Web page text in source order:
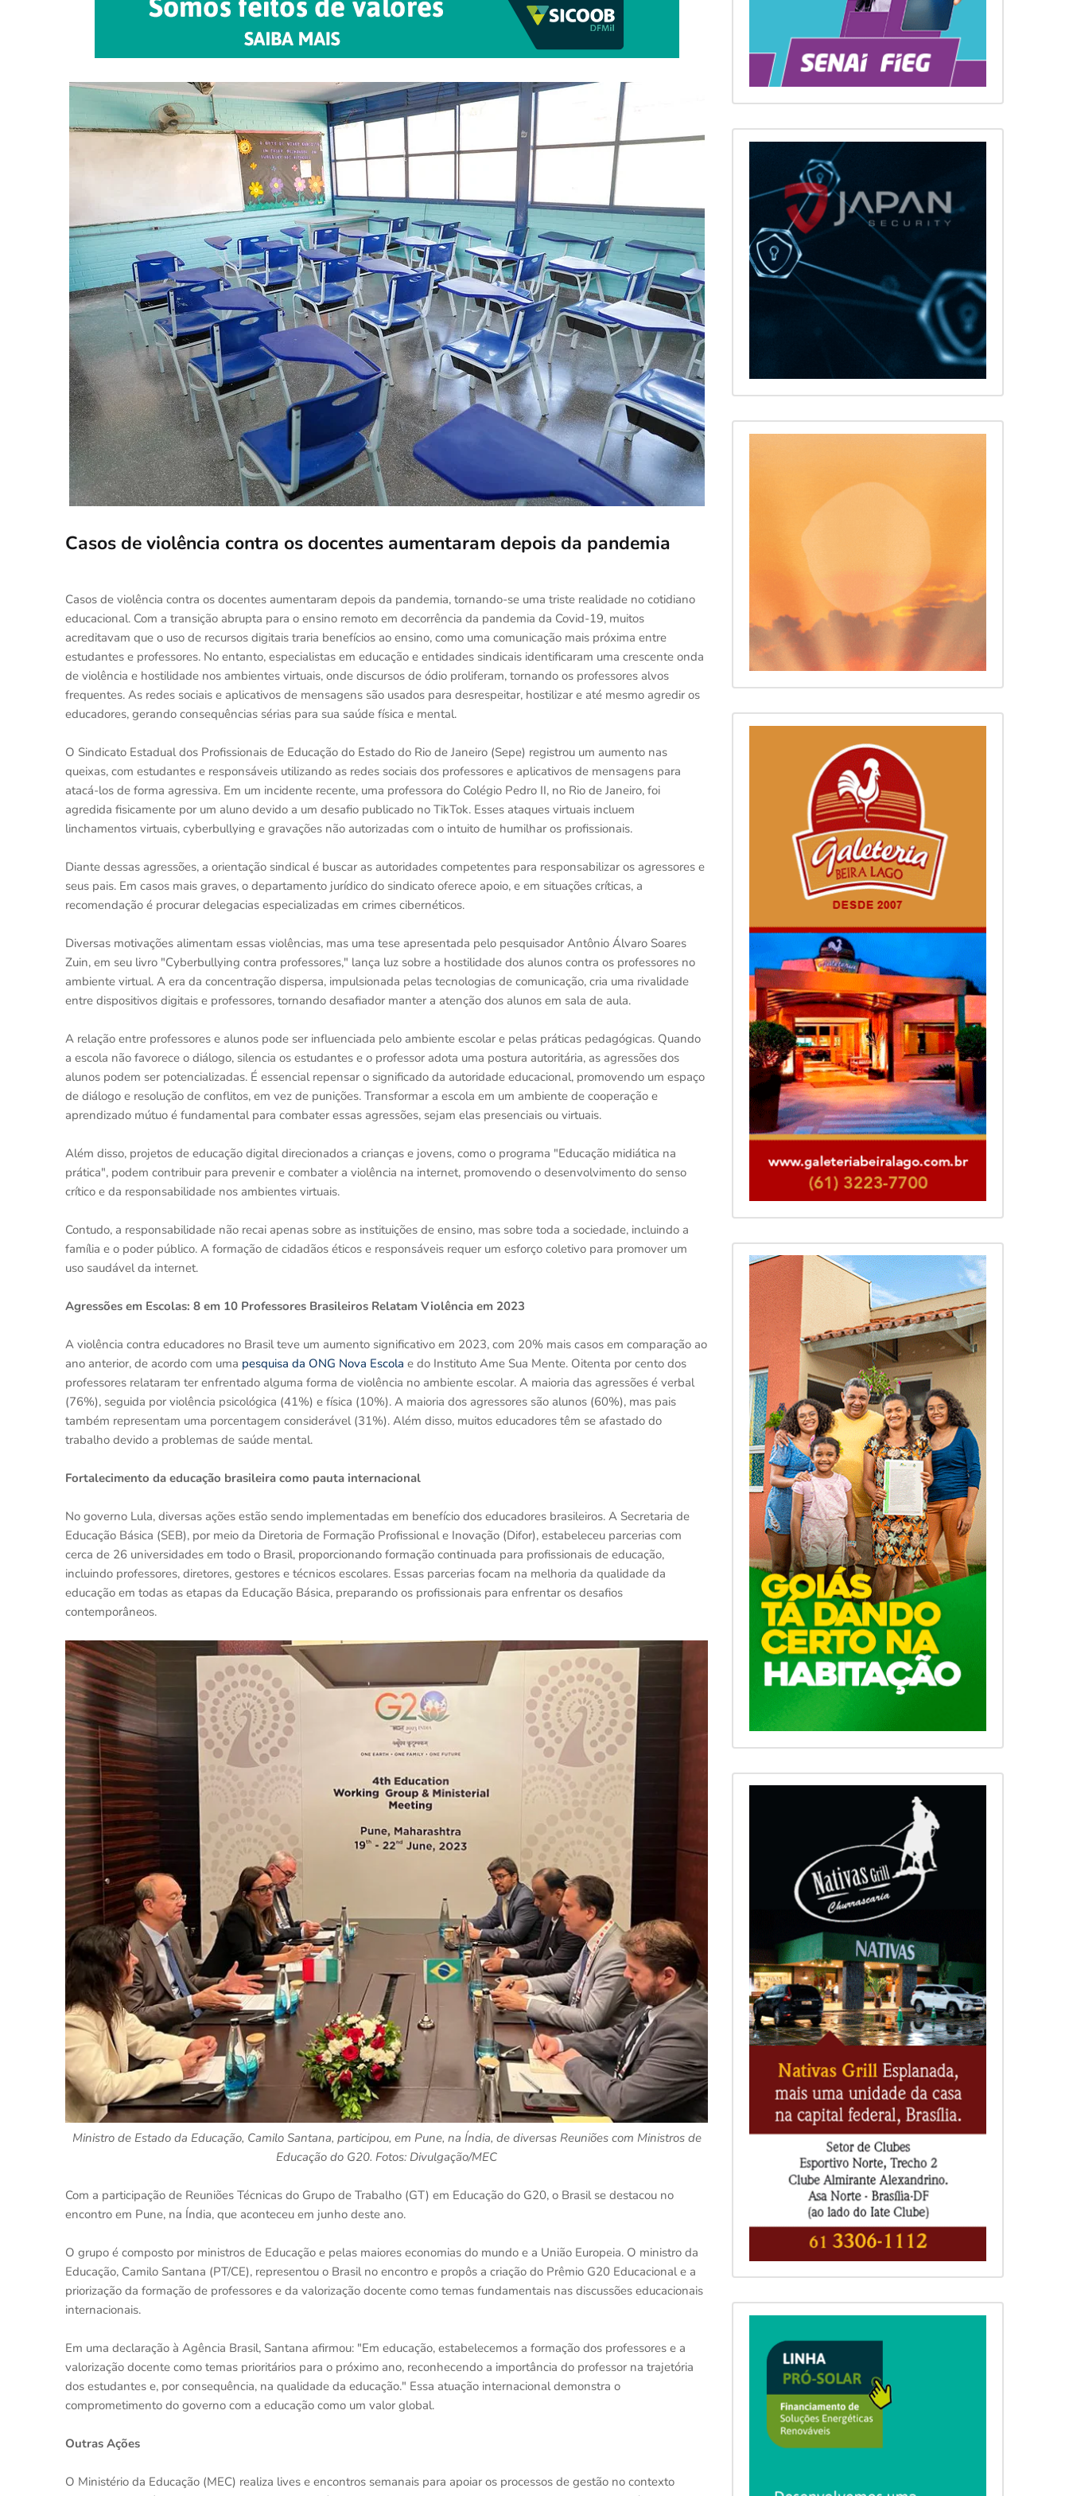
Casos de violência contra os docentes aumentaram depois da pandemia
Casos de violência contra os docentes aumentaram depois da pandemia, tornando-se uma triste realidade no cotidiano
educacional. Com a transição abrupta para o ensino remoto em decorrência da pandemia da Covid-19, muitos
acreditavam que o uso de recursos digitais traria benefícios ao ensino, como uma comunicação mais próxima entre
estudantes e professores. No entanto, especialistas em educação e entidades sindicais identificaram uma crescente onda
de violência e hostilidade nos ambientes virtuais, onde discursos de ódio proliferam, tornando os professores alvos
frequentes. As redes sociais e aplicativos de mensagens são usados para desrespeitar, hostilizar e até mesmo agredir os
educadores, gerando consequências sérias para sua saúde física e mental.
O Sindicato Estadual dos Profissionais de Educação do Estado do Rio de Janeiro (Sepe) registrou um aumento nas
queixas, com estudantes e responsáveis utilizando as redes sociais dos professores e aplicativos de mensagens para
atacá-los de forma agressiva. Em um incidente recente, uma professora do Colégio Pedro II, no Rio de Janeiro, foi
agredida fisicamente por um aluno devido a um desafio publicado no TikTok. Esses ataques virtuais incluem
linchamentos virtuais, cyberbullying e gravações não autorizadas com o intuito de humilhar os profissionais.
Diante dessas agressões, a orientação sindical é buscar as autoridades competentes para responsabilizar os agressores e
seus pais. Em casos mais graves, o departamento jurídico do sindicato oferece apoio, e em situações críticas, a
recomendação é procurar delegacias especializadas em crimes cibernéticos.
Diversas motivações alimentam essas violências, mas uma tese apresentada pelo pesquisador Antônio Álvaro Soares
Zuin, em seu livro "Cyberbullying contra professores," lança luz sobre a hostilidade dos alunos contra os professores no
ambiente virtual. A era da concentração dispersa, impulsionada pelas tecnologias de comunicação, cria uma rivalidade
entre dispositivos digitais e professores, tornando desafiador manter a atenção dos alunos em sala de aula.
A relação entre professores e alunos pode ser influenciada pelo ambiente escolar e pelas práticas pedagógicas. Quando
a escola não favorece o diálogo, silencia os estudantes e o professor adota uma postura autoritária, as agressões dos
alunos podem ser potencializadas. É essencial repensar o significado da autoridade educacional, promovendo um espaço
de diálogo e resolução de conflitos, em vez de punições. Transformar a escola em um ambiente de cooperação e
aprendizado mútuo é fundamental para combater essas agressões, sejam elas presenciais ou virtuais.
Além disso, projetos de educação digital direcionados a crianças e jovens, como o programa "Educação midiática na
prática", podem contribuir para prevenir e combater a violência na internet, promovendo o desenvolvimento do senso
crítico e da responsabilidade nos ambientes virtuais.
Contudo, a responsabilidade não recai apenas sobre as instituições de ensino, mas sobre toda a sociedade, incluindo a
família e o poder público. A formação de cidadãos éticos e responsáveis requer um esforço coletivo para promover um
uso saudável da internet.
Agressões em Escolas: 8 em 10 Professores Brasileiros Relatam Violência em 2023
A violência contra educadores no Brasil teve um aumento significativo em 2023, com 20% mais casos em comparação ao
ano anterior, de acordo com uma pesquisa da ONG Nova Escola e do Instituto Ame Sua Mente. Oitenta por cento dos
professores relataram ter enfrentado alguma forma de violência no ambiente escolar. A maioria das agressões é verbal
(76%), seguida por violência psicológica (41%) e física (10%). A maioria dos agressores são alunos (60%), mas pais
também representam uma porcentagem considerável (31%). Além disso, muitos educadores têm se afastado do
trabalho devido a problemas de saúde mental.
Fortalecimento da educação brasileira como pauta internacional
No governo Lula, diversas ações estão sendo implementadas em benefício dos educadores brasileiros. A Secretaria de
Educação Básica (SEB), por meio da Diretoria de Formação Profissional e Inovação (Difor), estabeleceu parcerias com
cerca de 26 universidades em todo o Brasil, proporcionando formação continuada para profissionais de educação,
incluindo professores, diretores, gestores e técnicos escolares. Essas parcerias focam na melhoria da qualidade da
educação em todas as etapas da Educação Básica, preparando os profissionais para enfrentar os desafios
contemporâneos.
Ministro de Estado da Educação, Camilo Santana, participou, em Pune, na Índia, de diversas Reuniões com Ministros de
Educação do G20. Fotos: Divulgação/MEC
Com a participação de Reuniões Técnicas do Grupo de Trabalho (GT) em Educação do G20, o Brasil se destacou no
encontro em Pune, na Índia, que aconteceu em junho deste ano.
O grupo é composto por ministros de Educação e pelas maiores economias do mundo e a União Europeia. O ministro da
Educação, Camilo Santana (PT/CE), representou o Brasil no encontro e propôs a criação do Prêmio G20 Educacional e a
priorização da formação de professores e da valorização docente como temas fundamentais nas discussões educacionais
internacionais.
Em uma declaração à Agência Brasil, Santana afirmou: "Em educação, estabelecemos a formação dos professores e a
valorização docente como temas prioritários para o próximo ano, reconhecendo a importância do professor na trajetória
dos estudantes e, por consequência, na qualidade da educação." Essa atuação internacional demonstra o
comprometimento do governo com a educação como um valor global.
Outras Ações
O Ministério da Educação (MEC) realiza lives e encontros semanais para apoiar os processos de gestão no contexto